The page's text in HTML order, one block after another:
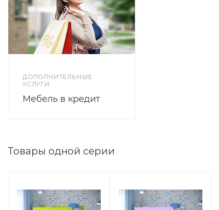
изготовлен из высококачественной ЛДСП 16 мм,
кромка ПВХ 1 мм.Размер спального места под
матрас 700*1600 мм.
Корпус: дуб молочный. Цвет фасада оранжевый.
ДОПОЛНИТЕЛЬНЫЕ
УСЛУГИ
Мебель в кредит
Товары одной серии